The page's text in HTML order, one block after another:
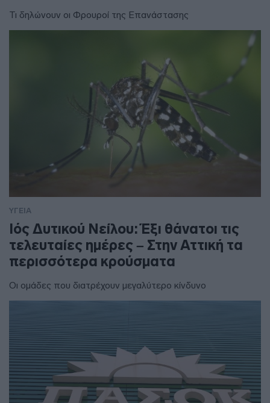
Τι δηλώνουν οι Φρουροί της Επανάστασης
ΥΓΕΙΑ
Ιός Δυτικού Νείλου: Έξι θάνατοι τις
τελευταίες ημέρες – Στην Αττική τα
περισσότερα κρούσματα
Οι ομάδες που διατρέχουν μεγαλύτερο κίνδυνο